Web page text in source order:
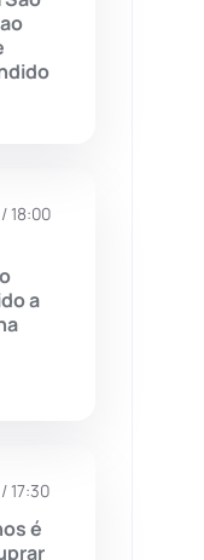
18:00
a
17:30
é